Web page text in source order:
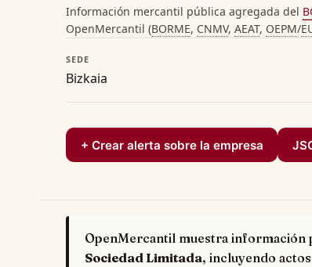
Información mercantil pública agregada del
OpenMercantil (BORME, CNMV, AEAT, OEPM/
SEDE
Bizkaia
+ Crear alerta sobre la empresa
OpenMercantil muestra información
Sociedad Limitada, incluyendo